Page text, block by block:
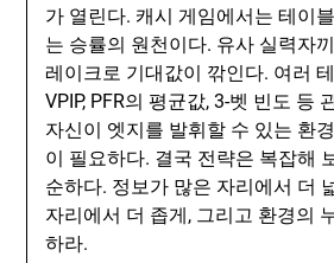
가 열린다. 캐시 게임에서는 테이
는 승률의 원천이다. 유사 실력자
레이크로 기대값이 깎인다. 여러
VPIP, PFR의 평균값, 3-벳 빈도 등
자신이 엣지를 발휘할 수 있는 환
이 필요하다. 결국 전략은 복잡해
순하다. 정보가 많은 자리에서 더
자리에서 더 좁게, 그리고 환경의
하라.